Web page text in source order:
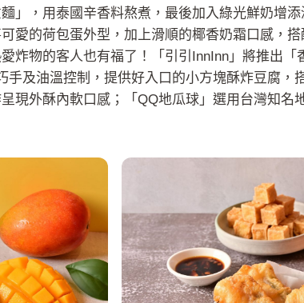
」，用泰國辛香料熬煮，最後加入綠光鮮奶增
愛的荷包蛋外型，加上滑順的椰香奶霜口感，搭
炸物的客人也有福了！「引引InnInn」將推出「
及油溫控制，提供好入口的小方塊酥炸豆腐，
現外酥內軟口感；「QQ地瓜球」選用台灣知名